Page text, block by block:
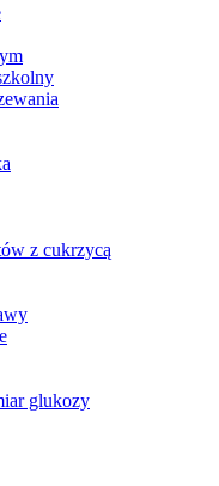
z cukrzycą
glukozy